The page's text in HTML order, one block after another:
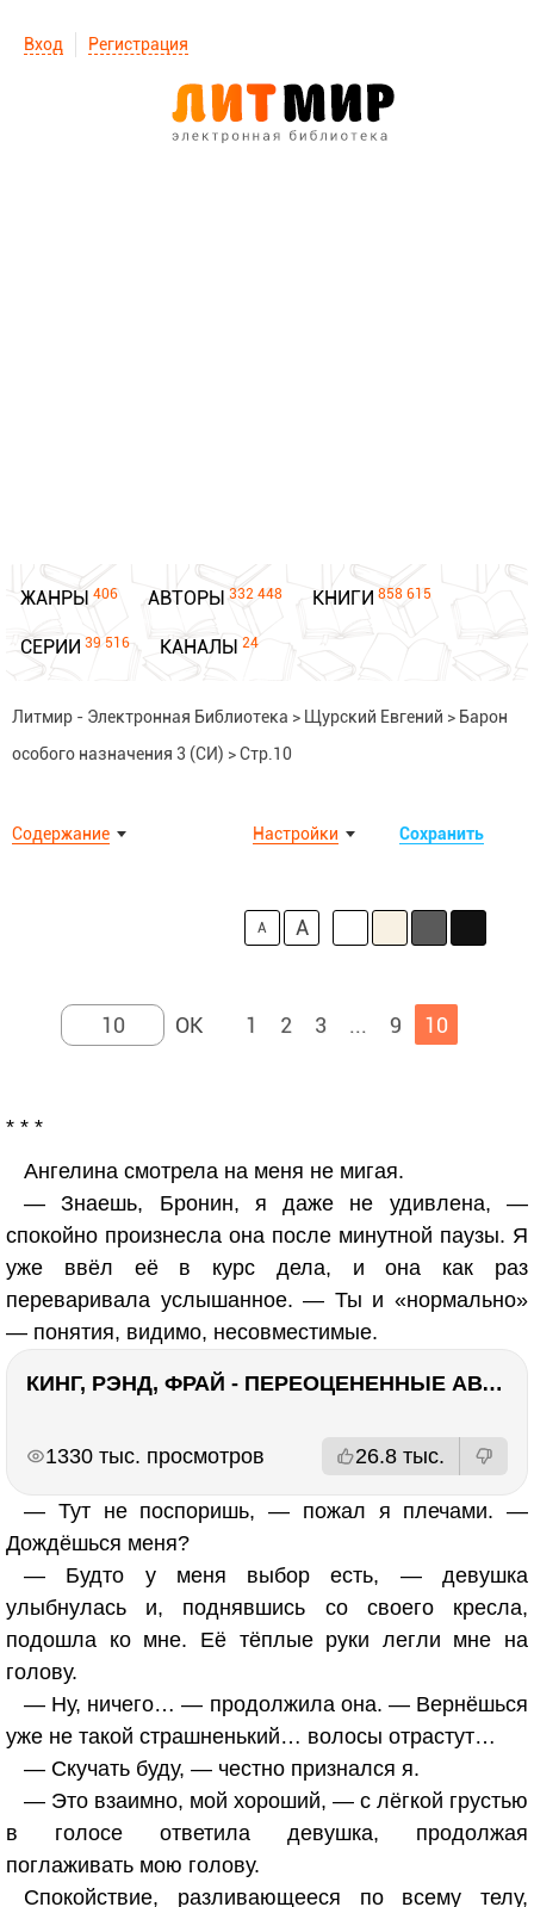
Вход Регистрация
ЖАНРЫ 406 АВТОРЫ 332 448 КНИГИ 858 615
СЕРИИ 39 516 КАНАЛЫ 24
Литмир - Электронная Библиотека > Щурский Евгений > Барон
особого назначения 3 (СИ) >Стр.10
Содержание Сохранить
Настройки
A A
1 2 3 ... 9 10
* * *
Ангелина смотрела на меня не мигая.
— Знаешь, Бронин, я даже не удивлена, —
спокойно произнесла она после минутной паузы. Я
уже ввёл её в курс дела, и она как раз
переваривала услышанное. — Ты и «нормально»
— понятия, видимо, несовместимые.
КИНГ, РЭНД, ФРАЙ - ПЕРЕОЦЕНЕННЫЕ АВТОРЫ? ¯\_(ツ)_/¯
1330 тыс. просмотров 26.8 тыс.
— Тут не поспоришь, — пожал я плечами. —
Дождёшься меня?
— Будто у меня выбор есть, — девушка
улыбнулась и, поднявшись со своего кресла,
подошла ко мне. Её тёплые руки легли мне на
голову.
— Ну, ничего… — продолжила она. — Вернёшься
уже не такой страшненький… волосы отрастут…
— Скучать буду, — честно признался я.
— Это взаимно, мой хороший, — с лёгкой грустью
в голосе ответила девушка, продолжая
поглаживать мою голову.
Спокойствие, разливающееся по всему телу,